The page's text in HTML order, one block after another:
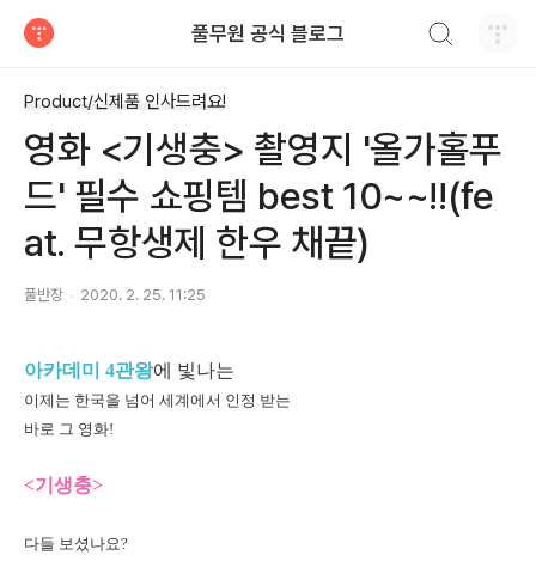
풀무원 공식 블로그
Product/신제품 인사드려요!
영화 <기생충> 촬영지 '올가홀푸
드' 필수 쇼핑템 best 10~~!!(fe
at. 무항생제 한우 채끝)
풀반장 2020. 2. 25. 11:25
아카데미 4관왕에 빛나는
이제는 한국을 넘어 세계에서 인정 받는
바로 그 영화!
<기생충>
다들 보셨나요?